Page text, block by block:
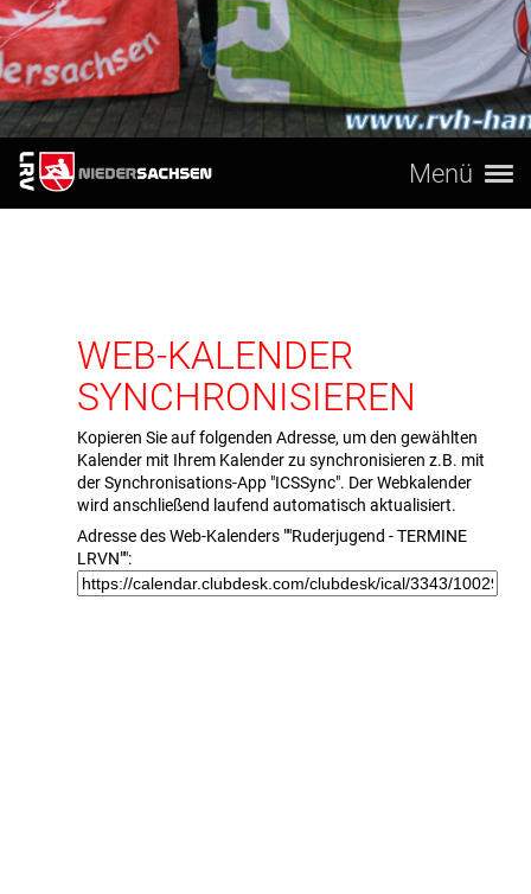
Menü
WEB-KALENDER
SYNCHRONISIEREN
Kopieren Sie auf folgenden Adresse, um den gewählten
Kalender mit Ihrem Kalender zu synchronisieren z.B. mit
der Synchronisations-App "ICSSync". Der Webkalender
wird anschließend laufend automatisch aktualisiert.
Adresse des Web-Kalenders ""Ruderjugend - TERMINE
LRVN"":